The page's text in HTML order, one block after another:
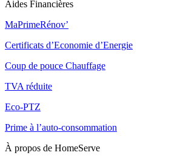
Aides Financières
MaPrimeRénov’
Certificats d’Economie d’Energie
Coup de pouce Chauffage
TVA réduite
Eco-PTZ
Prime à l’auto-consommation
À propos de HomeServe